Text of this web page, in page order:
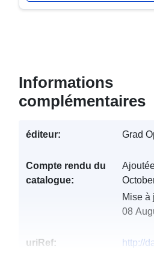
Informations
complémentaires
éditeur: Grad
Compte rendu du
catalogue:
Mise à
08
uriRef:
http://